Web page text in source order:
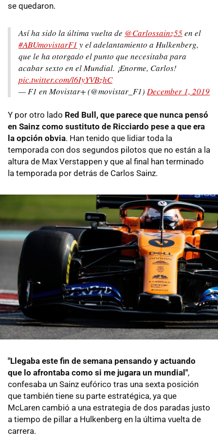
se quedaron.
Así ha sido la última vuelta de @Carlossainz55en el
#ABUmovistarF1 y el adelantamiento a Hulkenberg,
que le ha otorgado el punto que necesitaba para
acabar sexto en el Mundial. ¡Enorme, Carlos!
pic.twitter.com/l6IyYVBzhC
— F1 en Movistar+ (@movistar_F1) December 1, 2019
Y por otro lado Red Bull, que parece que nunca pensó
en Sainz como sustituto de Ricciardo pese a que era
la opción obvia. Han tenido que lidiar toda la
temporada con dos segundos pilotos que no están a la
altura de Max Verstappen y que al final han terminado
la temporada por detrás de Carlos Sainz.
"Llegaba este fin de semana pensando y actuando
que lo afrontaba como si me jugara un mundial",
confesaba un Sainz eufórico tras una sexta posición
que también tiene su parte estratégica, ya que
McLaren cambió a una estrategia de dos paradas justo
a tiempo de pillar a Hulkenberg en la última vuelta de
carrera.